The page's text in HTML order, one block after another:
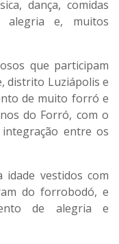
dança, comidas
alegria e, muitos
que participam
distrito Luziápolis e
de muito forró e
do Forró, com o
entre os
vestidos com
do forrobodó, e
de alegria e